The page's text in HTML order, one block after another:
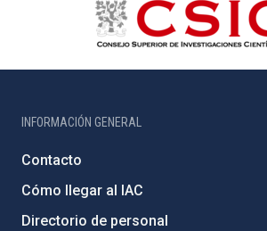
INFORMACIÓN GENERAL
Contacto
Cómo llegar al IAC
Directorio de personal